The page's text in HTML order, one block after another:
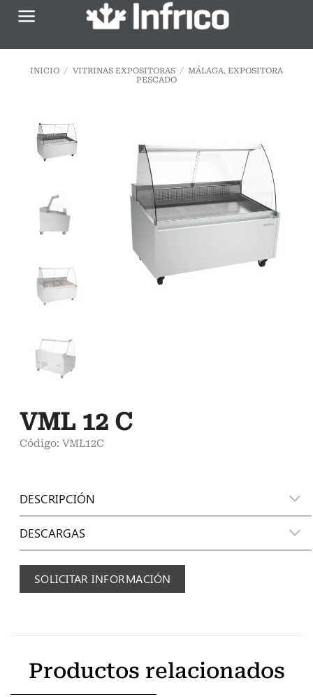
Saltar
INICIO / VITRINAS EXPOSITORAS / MÁLAGA. EXPOSITORA
PESCADO
VML 12 C
Código: VML12C
DESCRIPCIÓN
DESCARGAS
SOLICITAR INFORMACIÓN
Productos relacionados